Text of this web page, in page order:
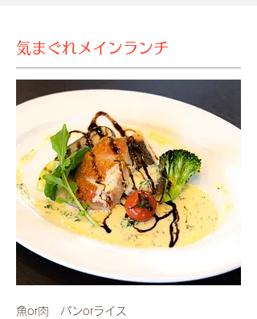
気まぐれメインランチ
魚or肉 パンorライス